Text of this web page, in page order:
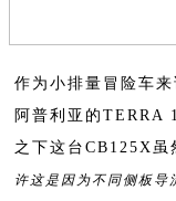
作为小排量冒险车
阿普利亚的TERRA
之下这台CB125X虽
许这是因为不同侧板导